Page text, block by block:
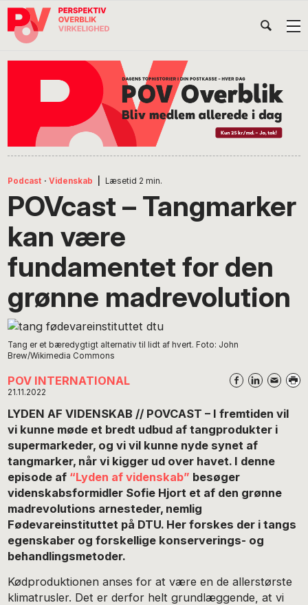
Gå
direkte
Skip
indhold
Gå
direkte
Podcast · Videnskab Læsetid 2 min.
POVcast – Tangmarker
kan være
fundamentet for den
grønne madrevolution
Tang er et bæredygtigt alternativ til lidt af hvert. Foto: John
Brew/Wikimedia Commons
POV INTERNATIONAL
21.11.2022
LYDEN AF VIDENSKAB // POVCAST – I fremtiden vil
vi kunne møde et bredt udbud af tangprodukter i
supermarkeder, og vi vil kunne nyde synet af
tangmarker, når vi kigger ud over havet. I denne
episode af “Lyden af videnskab” besøger
videnskabsformidler Sofie Hjort et af den grønne
madrevolutions arnesteder, nemlig
Fødevareinstituttet på DTU. Her forskes der i tangs
egenskaber og forskellige konserverings- og
behandlingsmetoder.
Kødproduktionen anses for at være en de allerstørste
klimatrusler. Det er derfor helt grundlæggende, at vi